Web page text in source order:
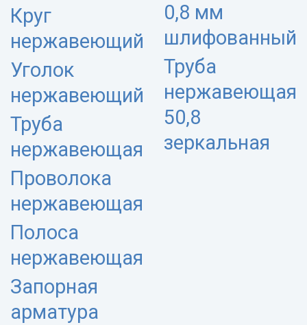
Круг
нержавеющий
Уголок
нержавеющий
Труба
нержавеющая
Проволока
нержавеющая
Полоса
нержавеющая
Запорная
арматура
0,8 мм
шлифованный
Труба
нержавеющая
50,8
зеркальная